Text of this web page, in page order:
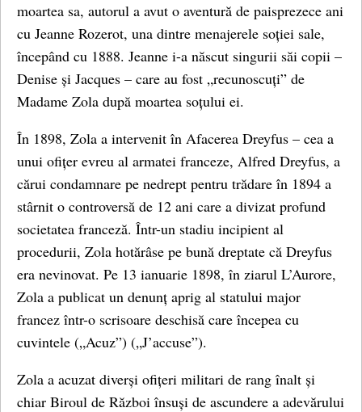
moartea sa, autorul a avut o aventură de paisprezece ani
cu Jeanne Rozerot, una dintre menajerele soției sale,
începând cu 1888. Jeanne i-a născut singurii săi copii –
Denise și Jacques – care au fost „recunoscuți” de
Madame Zola după moartea soțului ei.
În 1898, Zola a intervenit în Afacerea Dreyfus – cea a
unui ofițer evreu al armatei franceze, Alfred Dreyfus, a
cărui condamnare pe nedrept pentru trădare în 1894 a
stârnit o controversă de 12 ani care a divizat profund
societatea franceză. Într-un stadiu incipient al
procedurii, Zola hotărâse pe bună dreptate că Dreyfus
era nevinovat. Pe 13 ianuarie 1898, în ziarul L’Aurore,
Zola a publicat un denunț aprig al statului major
francez într-o scrisoare deschisă care începea cu
cuvintele („Acuz”) („J’accuse”).
Zola a acuzat diverși ofițeri militari de rang înalt și
chiar Biroul de Război însuși de ascundere a adevărului